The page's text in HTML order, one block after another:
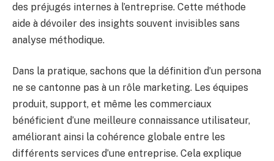
des préjugés internes à l’entreprise. Cette méthode
aide à dévoiler des insights souvent invisibles sans
analyse méthodique.
Dans la pratique, sachons que la définition d’un persona
ne se cantonne pas à un rôle marketing. Les équipes
produit, support, et même les commerciaux
bénéficient d’une meilleure connaissance utilisateur,
améliorant ainsi la cohérence globale entre les
différents services d’une entreprise. Cela explique